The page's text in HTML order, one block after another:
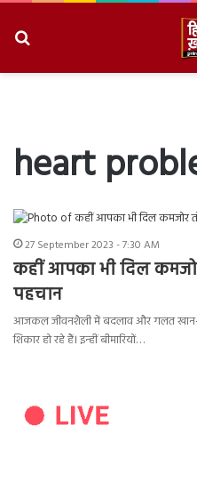
heart
27 September 2023 - 7:30 AM
कहीं आपका भी दिल
पहचान
आजकल जीवनशैली में बदलाव और गलत खान-
शिकार हो रहे हैं। इन्हीं बीमारियों…